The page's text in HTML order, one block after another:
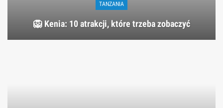
TANZANIA
🦁 Kenia: 10 atrakcji, które trzeba zobaczyć